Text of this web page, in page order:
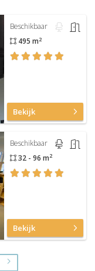
Beschikbaar
495 m2
Bekijk
Beschikbaar
32 - 96 m2
Bekijk